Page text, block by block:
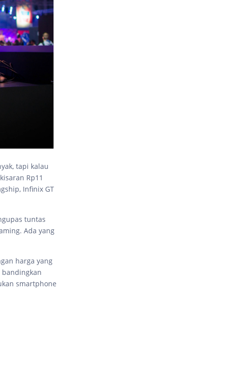
tapi kalau
Rp11
Infinix GT
tuntas
Ada yang
harga yang
bandingkan
smartphone